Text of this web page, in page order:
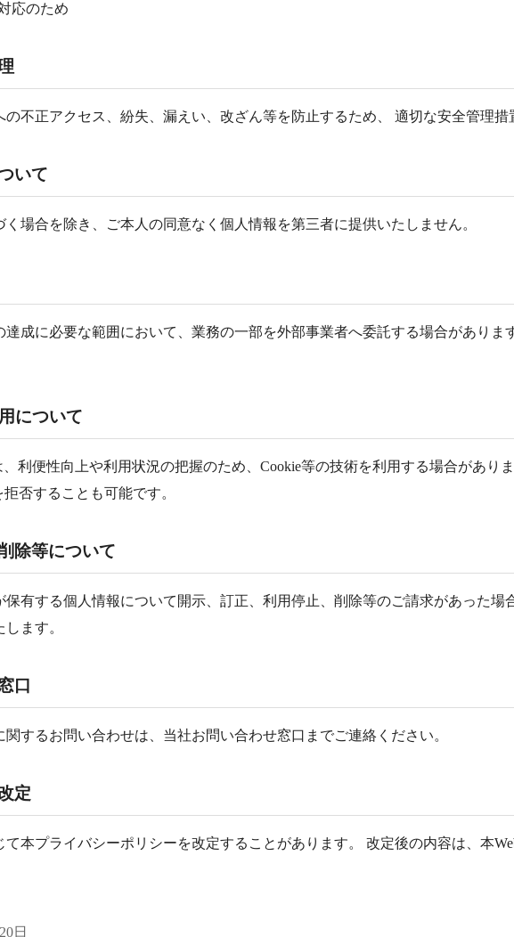
応のため
の不正アクセス、紛失、漏えい、改ざん等を防止するため、 適切な安全管理措
いて
く場合を除き、ご本人の同意なく個人情報を第三者に提供いたしません。
達成に必要な範囲において、業務の一部を外部事業者へ委託する場合がありま
について
、利便性向上や利用状況の把握のため、Cookie等の技術を利用する場合があり
否することも可能です。
除等について
保有する個人情報について開示、訂正、利用停止、削除等のご請求があった場
ます。
口
するお問い合わせは、当社お問い合わせ窓口までご連絡ください。
定
て本プライバシーポリシーを改定することがあります。 改定後の内容は、本
日